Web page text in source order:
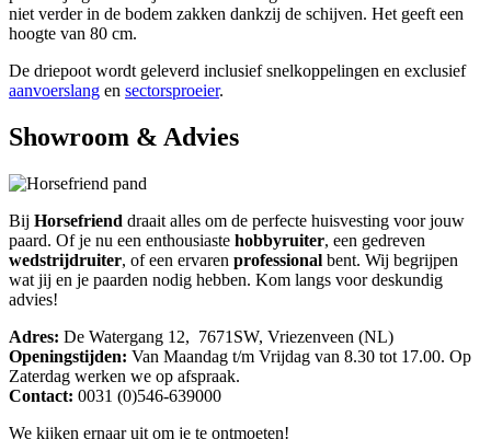
niet verder in de bodem zakken dankzij de schijven. Het geeft een
hoogte van 80 cm.
De driepoot wordt geleverd inclusief snelkoppelingen en exclusief
aanvoerslang en sectorsproeier.
Showroom & Advies
Bij Horsefriend draait alles om de perfecte huisvesting voor jouw
paard. Of je nu een enthousiaste hobbyruiter, een gedreven
wedstrijdruiter, of een ervaren professional bent. Wij begrijpen
wat jij en je paarden nodig hebben. Kom langs voor deskundig
advies!
Adres: De Watergang 12, 7671SW, Vriezenveen (NL)
Openingstijden: Van Maandag t/m Vrijdag van 8.30 tot 17.00. Op
Zaterdag werken we op afspraak.
Contact: 0031 (0)546-639000
We kijken ernaar uit om je te ontmoeten!